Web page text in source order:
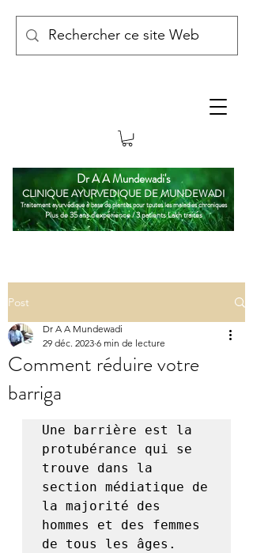
Dr A A Mundewadi's
CLINIQUE AYURVEDIQUE DE MUNDEWADI
Traitement ayurvédique à base de plantes pour toutes les maladies chroniques
Plus de 35 ans d'expérience / 3 patients Lakh traités
Post
Comment réduire votre
barriga
Dr A A Mundewadi
29 déc. 2023 6 min de lecture
Une barrière est la
protubérance qui se
trouve dans la
section médiatique de
la majorité des
hommes et des femmes
de tous les âges.